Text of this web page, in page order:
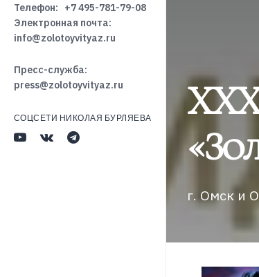
Телефон: +7 495-781-79-08
Электронная почта:
info@zolotoyvityaz.ru
Пресс-служба:
press@zolotoyvityaz.ru
СОЦСЕТИ НИКОЛАЯ БУРЛЯЕВА
г. Омск и